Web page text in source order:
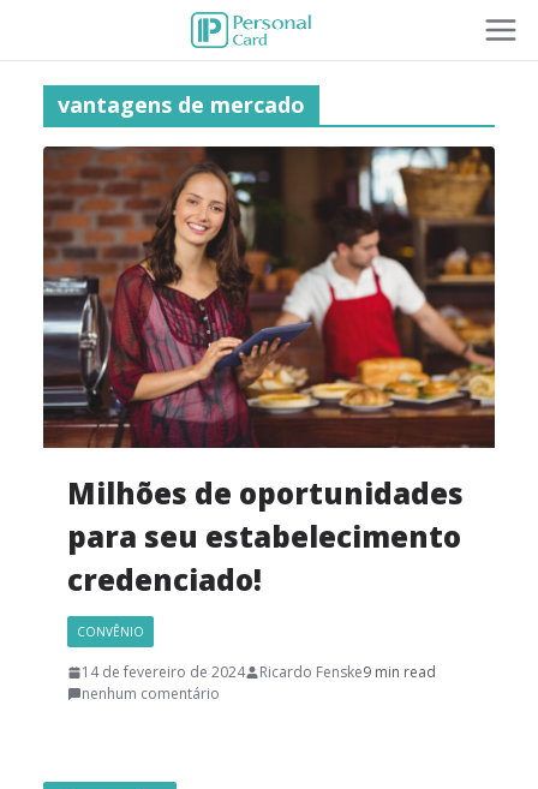
vantagens de mercado
Milhões de oportunidades
para seu estabelecimento
credenciado!
CONVÊNIO
14 de fevereiro de 2024 Ricardo Fenske9 min read
nenhum comentário